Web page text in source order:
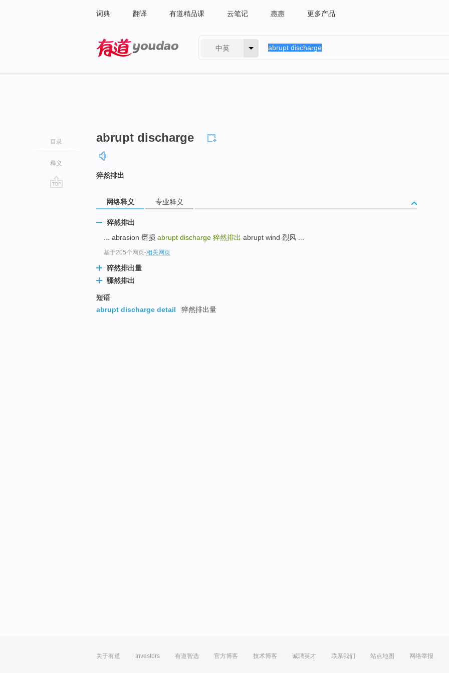
词典 翻译 有道精品课 云笔记 惠惠 更多产品
中英
目录
释义
abrupt discharge
猝然排出
网络释义 专业释义
猝然排出
... abrasion 磨损 abrupt discharge 猝然排出 abrupt wind 烈风 ...
基于205个网页-相关网页
猝然排出量
骤然排出
短语
abrupt discharge detail
猝然排出量
关于有道 Investors 有道智选 官方博客 技术博客 诚聘英才 联系我们 站点地图 网络举报